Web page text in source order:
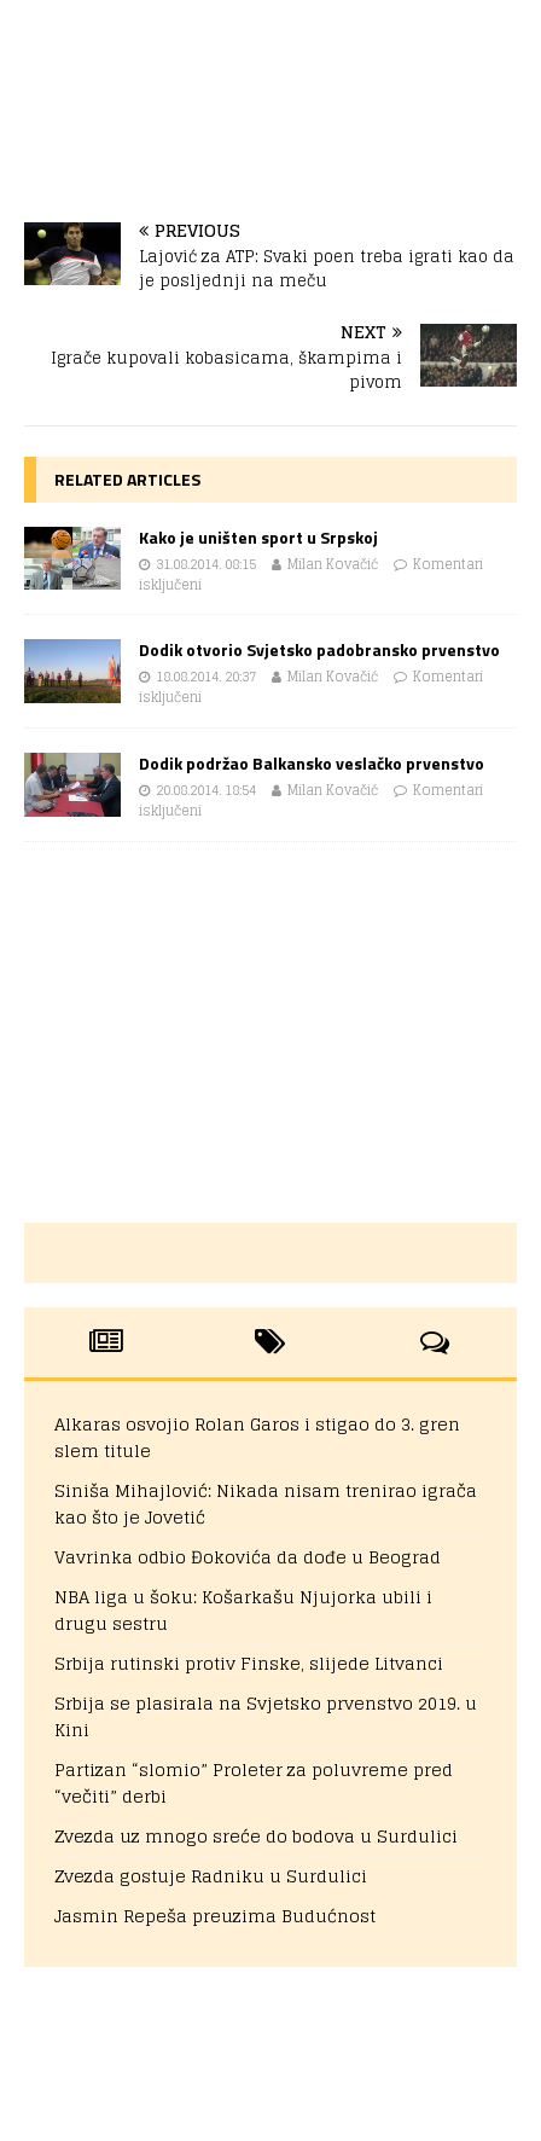
PREVIOUS
Lajović za ATP: Svaki poen treba igrati kao da
je posljednji na meču
NEXT
Igrače kupovali kobasicama, škampima i
pivom
RELATED ARTICLES
Kako je uništen sport u Srpskoj
31.08.2014. 08:15 Milan Kovačić
Komentari
isključeni
Dodik otvorio Svjetsko padobransko prvenstvo
18.08.2014. 20:37 Milan Kovačić
Komentari
isključeni
Dodik podržao Balkansko veslačko prvenstvo
20.08.2014. 18:54 Milan Kovačić
Komentari
isključeni
Alkaras osvojio Rolan Garos i stigao do 3. gren
slem titule
Siniša Mihajlović: Nikada nisam trenirao igrača
kao što je Jovetić
Vavrinka odbio Đokovića da dođe u Beograd
NBA liga u šoku: Košarkašu Njujorka ubili i
drugu sestru
Srbija rutinski protiv Finske, slijede Litvanci
Srbija se plasirala na Svjetsko prvenstvo 2019. u
Kini
Partizan “slomio” Proleter za poluvreme pred
“večiti” derbi
Zvezda uz mnogo sreće do bodova u Surdulici
Zvezda gostuje Radniku u Surdulici
Jasmin Repeša preuzima Budućnost